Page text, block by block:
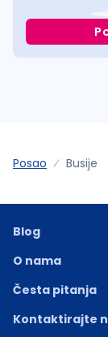
Posao Busije
Blog
O nama
Česta pitanja
Kontaktirajte